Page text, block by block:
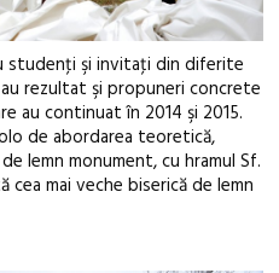
studenţi şi invitaţi din diferite
rezultat şi propuneri concrete
au continuat în 2014 şi 2015.
de abordarea teoretică,
lemn monument, cu hramul Sf.
cea mai veche biserică de lemn